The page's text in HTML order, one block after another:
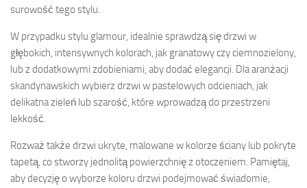
surowość tego stylu.
W przypadku stylu glamour, idealnie sprawdzą się drzwi w
głębokich, intensywnych kolorach, jak granatowy czy ciemnozielony,
lub z dodatkowymi zdobieniami, aby dodać elegancji. Dla aranżacji
skandynawskich wybierz drzwi w pastelowych odcieniach, jak
delikatna zieleń lub szarość, które wprowadzą do przestrzeni
lekkość.
Rozważ także drzwi ukryte, malowane w kolorze ściany lub pokryte
tapetą, co stworzy jednolitą powierzchnię z otoczeniem. Pamiętaj,
aby decyzję o wyborze koloru drzwi podejmować świadomie,